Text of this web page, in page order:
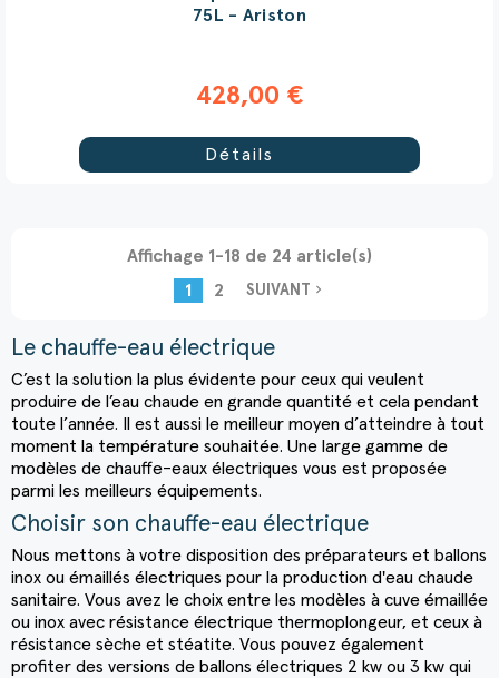
75L - Ariston
428,00 €
Détails
Affichage 1-18 de 24 article(s)
1
2 SUIVANT navigate_next
Le chauffe-eau électrique
C’est la solution la plus évidente pour ceux qui veulent
produire de l’eau chaude en grande quantité et cela pendant
toute l’année. Il est aussi le meilleur moyen d’atteindre à tout
moment la température souhaitée. Une large gamme de
modèles de chauffe-eaux électriques vous est proposée
parmi les meilleurs équipements.
Choisir son chauffe-eau électrique
Nous mettons à votre disposition des préparateurs et ballons
inox ou émaillés électriques pour la production d'eau chaude
sanitaire. Vous avez le choix entre les modèles à cuve émaillée
ou inox avec résistance électrique thermoplongeur, et ceux à
résistance sèche et stéatite. Vous pouvez également
profiter des versions de ballons électriques 2 kw ou 3 kw qui